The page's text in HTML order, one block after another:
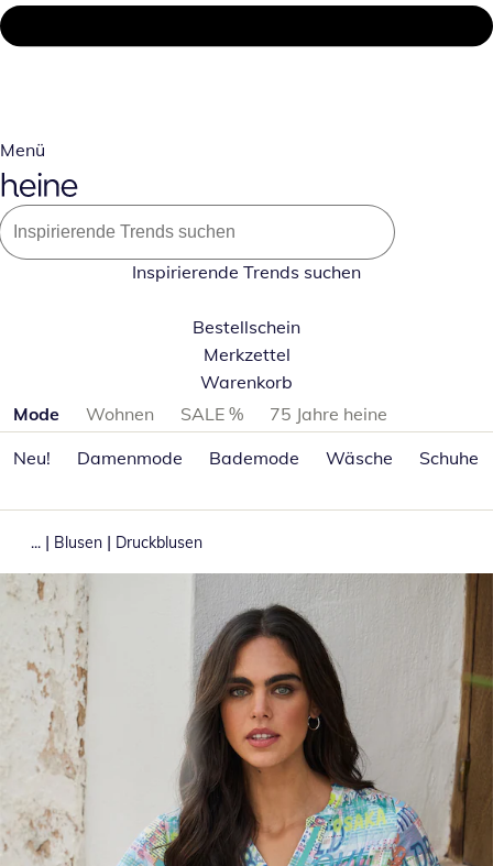
Menü
Inspirierende Trends suchen
Bestellschein
Merkzettel
Warenkorb
Produktkategorien überspringen
Mode Wohnen SALE %
75 Jahre heine
Neu!
Damenmode Bademode Wäsche Schuhe
... | Blusen | Druckblusen